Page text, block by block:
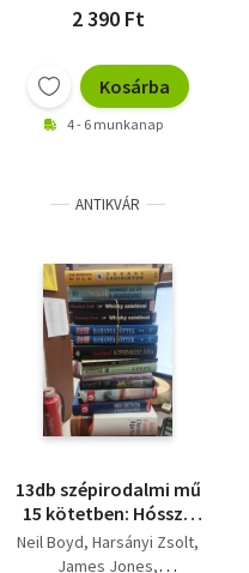
2 390 Ft
Kosárba
4 - 6 munkanap
ANTIKVÁR
13db szépirodalmi mű
15 kötetben: Hósszú
az út a dicsőséghez,
Whisky szódával,
Neil Boyd Harsányi Zsolt
James Jones